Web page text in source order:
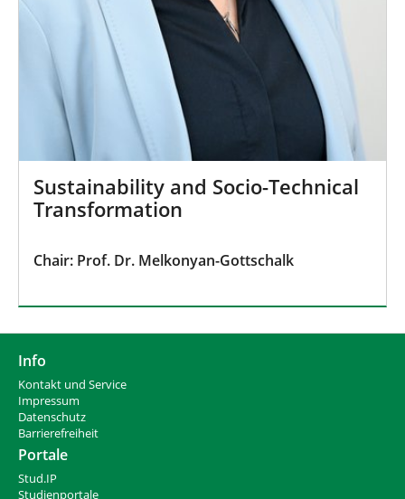
Sustainability and Socio-Technical
Transformation
Chair: Prof. Dr. Melkonyan-Gottschalk
Info
Kontakt und Service
Impressum
Datenschutz
Barrierefreiheit
Portale
Stud.IP
Studienportale